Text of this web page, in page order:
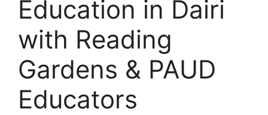
Education in Dairi
with Reading
Gardens & PAUD
Educators